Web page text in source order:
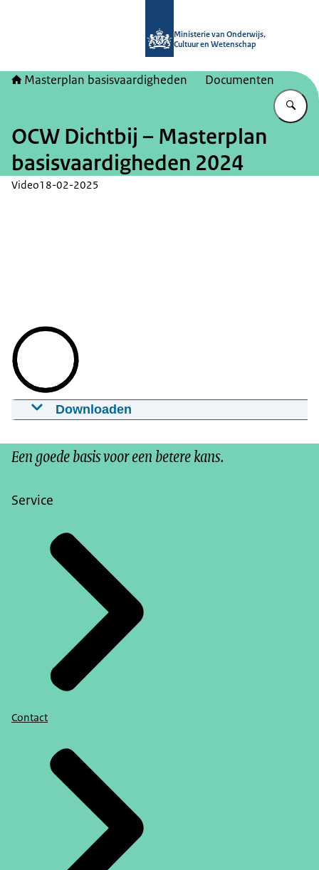
Ministerie van Onderwijs,
Cultuur en Wetenschap
Masterplan basisvaardigheden Documenten
OCW Dichtbij – Masterplan
basisvaardigheden 2024
Video18-02-2025
Downloaden
18-02-2025mp4
Download
Een goede basis voor een betere kans.
Service
Contact